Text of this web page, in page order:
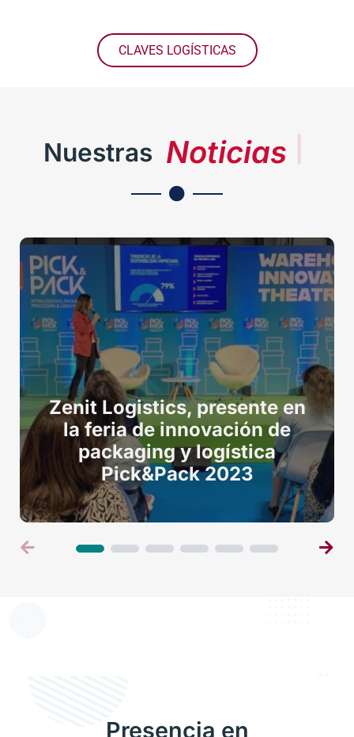
CLAVES LOGÍSTICAS
Nuestras Noticias
Zenit Logistics, presente en
la feria de innovación de
packaging y logística
Pick&Pack 2023
Presencia en